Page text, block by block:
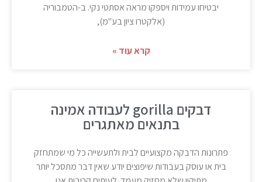
יבטיחו עמידות ויספקו מראה אסתטי נקי. ב-הטמבוריה
(אלקטרו ציון בע"מ),
קרא עוד »
דבקים gorilla לעבודה אמינה
בתנאים מאתגרים
פתרונות הדבקה מקצועיים לבית ולתעשייה כל מי שמתחזק
בית או עוסק בעבודות שיפוצים יודע שאין דבר מתסכל יותר